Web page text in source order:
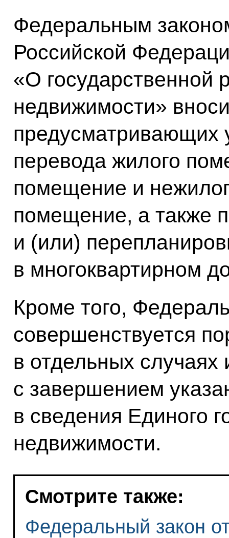
Федеральным
Российской
«О государственной
недвижимости»
предусматривающих
перевода жилого
помещение и
помещение, а также
и (или)
в многоквартирном
Кроме того,
совершенствуется
в отдельных
с завершением
в сведения Единого
недвижимости.
Смотрите также:
Федеральный закон